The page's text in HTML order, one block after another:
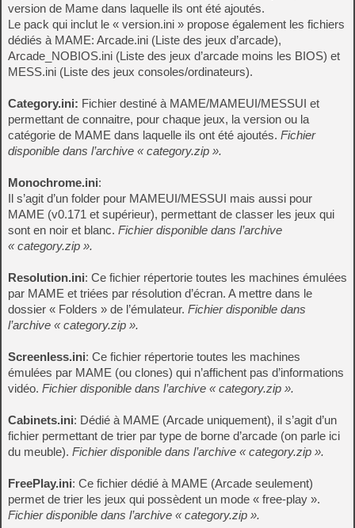
version de Mame dans laquelle ils ont été ajoutés.
Le pack qui inclut le « version.ini » propose également les fichiers
dédiés à MAME: Arcade.ini (Liste des jeux d’arcade),
Arcade_NOBIOS.ini (Liste des jeux d’arcade moins les BIOS) et
MESS.ini (Liste des jeux consoles/ordinateurs).
Category.ini: Fichier destiné à MAME/MAMEUI/MESSUI et
permettant de connaitre, pour chaque jeux, la version ou la
catégorie de MAME dans laquelle ils ont été ajoutés. Fichier
disponible dans l’archive « category.zip ».
Monochrome.ini:
Il s’agit d’un folder pour MAMEUI/MESSUI mais aussi pour
MAME (v0.171 et supérieur), permettant de classer les jeux qui
sont en noir et blanc. Fichier disponible dans l’archive
« category.zip ».
Resolution.ini: Ce fichier répertorie toutes les machines émulées
par MAME et triées par résolution d’écran. A mettre dans le
dossier « Folders » de l’émulateur. Fichier disponible dans
l’archive « category.zip ».
Screenless.ini: Ce fichier répertorie toutes les machines
émulées par MAME (ou clones) qui n’affichent pas d’informations
vidéo. Fichier disponible dans l’archive « category.zip ».
Cabinets.ini: Dédié à MAME (Arcade uniquement), il s’agit d’un
fichier permettant de trier par type de borne d’arcade (on parle ici
du meuble). Fichier disponible dans l’archive « category.zip ».
FreePlay.ini: Ce fichier dédié à MAME (Arcade seulement)
permet de trier les jeux qui possèdent un mode « free-play ».
Fichier disponible dans l’archive « category.zip ».